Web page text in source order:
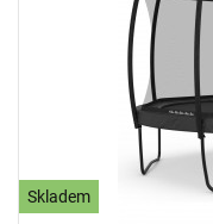
Skladem